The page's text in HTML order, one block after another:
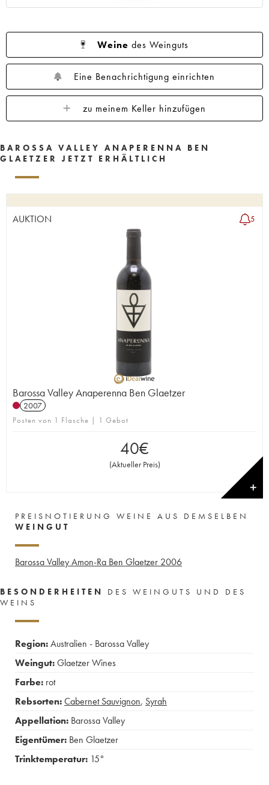
Weine des Weinguts
Eine Benachrichtigung einrichten
zu meinem Keller hinzufügen
BAROSSA VALLEY ANAPERENNA BEN
GLAETZER JETZT ERHÄLTLICH
AUKTION 5
Barossa Valley Anaperenna Ben Glaetzer
2007
Posten von 1 Flasche | 1 Gebot
40€
(Aktueller Preis)
✕
PREISNOTIERUNG WEINE AUS DEMSELBEN
WEINGUT
Barossa Valley Amon-Ra Ben Glaetzer 2006
BESONDERHEITEN
DES WEINGUTS UND DES
WEINS
Region:Australien - Barossa Valley
Weingut:Glaetzer Wines
Farbe: rot
Rebsorten:Cabernet Sauvignon, Syrah
Appellation: Barossa Valley
Eigentümer: Ben Glaetzer
Trinktemperatur: 15°